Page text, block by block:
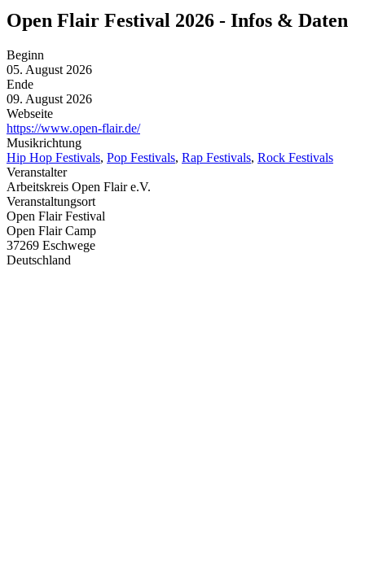
Open Flair Festival 2026 - Infos & Daten
Beginn
05. August 2026
Ende
09. August 2026
Webseite
https://www.open-flair.de/
Musikrichtung
Hip Hop Festivals, Pop Festivals, Rap Festivals, Rock Festivals
Veranstalter
Arbeitskreis Open Flair e.V.
Veranstaltungsort
Open Flair Festival
Open Flair Camp
37269 Eschwege
Deutschland